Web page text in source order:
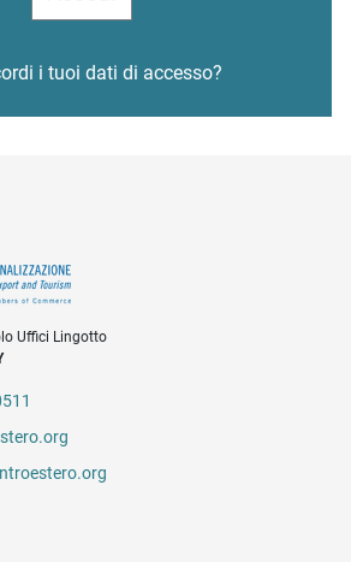
i tuoi dati di accesso?
Uffici Lingotto